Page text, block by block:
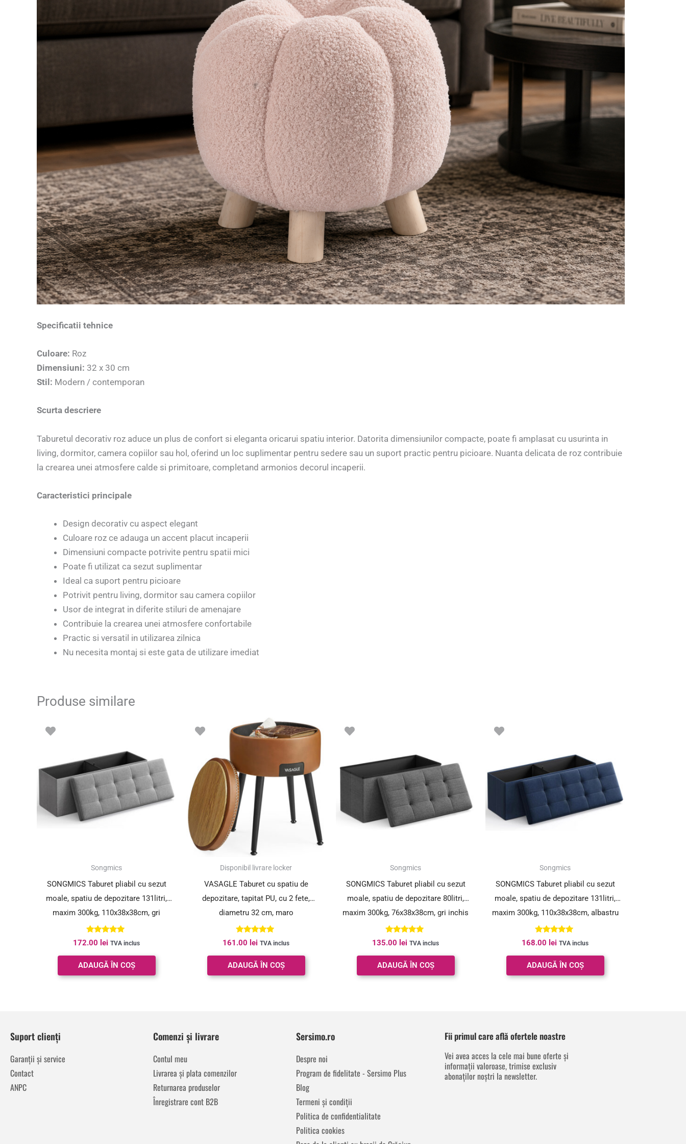
Specificatii tehnice
Culoare: Roz
Dimensiuni: 32 x 30 cm
Stil: Modern / contemporan
Scurta descriere
Taburetul decorativ roz aduce un plus de confort si eleganta oricarui spatiu interior. Datorita dimensiunilor compacte, poate fi amplasat cu usurinta in
living, dormitor, camera copiilor sau hol, oferind un loc suplimentar pentru sedere sau un suport practic pentru picioare. Nuanta delicata de roz contribuie
la crearea unei atmosfere calde si primitoare, completand armonios decorul incaperii.
Caracteristici principale
Design decorativ cu aspect elegant
Culoare roz ce adauga un accent placut incaperii
Dimensiuni compacte potrivite pentru spatii mici
Poate fi utilizat ca sezut suplimentar
Ideal ca suport pentru picioare
Potrivit pentru living, dormitor sau camera copiilor
Usor de integrat in diferite stiluri de amenajare
Contribuie la crearea unei atmosfere confortabile
Practic si versatil in utilizarea zilnica
Nu necesita montaj si este gata de utilizare imediat
Produse similare
Songmics
SONGMICS Taburet pliabil cu sezut
moale, spatiu de depozitare 131litri,
maxim 300kg, 110x38x38cm, gri
Evaluat la
5.00
din 5
172.00 lei TVA inclus
ADAUGĂ ÎN COȘ
Disponibil livrare locker
VASAGLE Taburet cu spatiu de
depozitare, tapitat PU, cu 2 fete,
diametru 32 cm, maro
Evaluat la
5.00
din 5
161.00 lei TVA inclus
ADAUGĂ ÎN COȘ
Songmics
SONGMICS Taburet pliabil cu sezut
moale, spatiu de depozitare 80litri,
maxim 300kg, 76x38x38cm, gri inchis
Evaluat la
5.00
din 5
135.00 lei TVA inclus
ADAUGĂ ÎN COȘ
Songmics
SONGMICS Taburet pliabil cu sezut
moale, spatiu de depozitare 131litri,
maxim 300kg, 110x38x38cm, albastru
inchis
Evaluat la
5.00
din 5
168.00 lei TVA inclus
ADAUGĂ ÎN COȘ
Suport clienți
Garanții și service
Contact
ANPC
Comenzi și livrare
Contul meu
Livrarea și plata comenzilor
Returnarea produselor
Înregistrare cont B2B
Sersimo.ro
Despre noi
Program de fidelitate - Sersimo Plus
Blog
Termeni și condiții
Politica de confidentialitate
Politica cookies
Fii primul care află ofertele noastre
Vei avea acces la cele mai bune oferte și
informații valoroase, trimise exclusiv
abonaților noștri la newsletter.